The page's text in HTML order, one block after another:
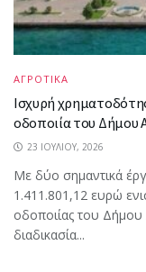
ΑΓΡΟΤΙΚΑ
Ισχυρή
οδοποιία του Δήμου
23 ΙΟΥΛΊΟΥ, 2026
Με δύο σημαντικά
1.411.801,12 ευρώ
οδοποιίας του
διαδικασία...